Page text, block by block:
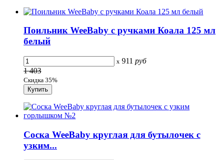
Поильник WeeBaby с ручками Коала 125 мл
белый
x 911 руб
1 403
Скидка 35%
Соска WeeBaby круглая для бутылочек с
узким...